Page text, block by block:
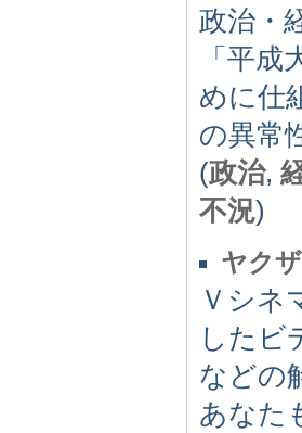
政治・
「平
めに仕
の異常
(政治,
不況)
ヤク
Ｖシネ
したビ
などの
あなた